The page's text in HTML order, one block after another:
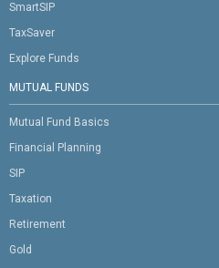
SmartSIP
TaxSaver
Explore Funds
MUTUAL FUNDS
Mutual Fund Basics
Financial Planning
SIP
Taxation
Retirement
Gold